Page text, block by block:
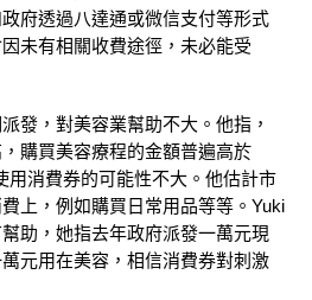
府透過八達通或微信支付等形式
未有相關收費途徑，未必能受
發，對美容業幫助不大。他指，
購買美容療程的金額普遍高於
用消費券的可能性不大。他估計市
上，例如購買日常用品等等。Yuki
助，她指去年政府派發一萬元現
元用在美容，相信消費券對刺激